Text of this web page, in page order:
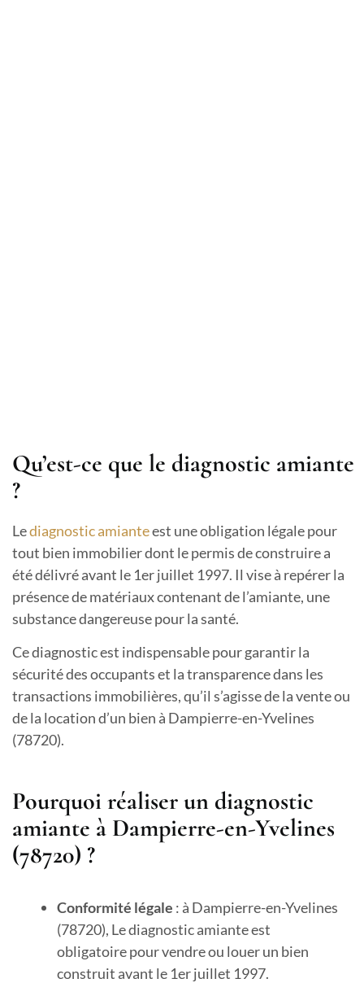
Qu’est-ce que le diagnostic amiante
?
Lediagnostic amianteest une obligation légale pour
tout bien immobilier dont le permis de construire a
été délivré avant le 1er juillet 1997. Il vise à repérer la
présence de matériaux contenant de l’amiante, une
substance dangereuse pour la santé.
Ce diagnostic est indispensable pour garantir la
sécurité des occupants et la transparence dans les
transactions immobilières, qu’il s’agisse de la vente ou
de la location d’un bien à Dampierre-en-Yvelines
(78720).
Pourquoi réaliser un diagnostic
amiante à Dampierre-en-Yvelines
(78720) ?
Conformité légale : à Dampierre-en-Yvelines
(78720), Le diagnostic amiante est
obligatoire pour vendre ou louer un bien
construit avant le 1er juillet 1997.